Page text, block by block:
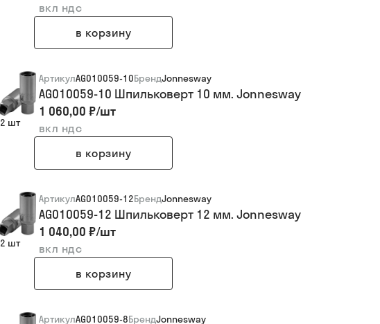
вкл ндс
в корзину
2 шт
АртикулAG010059-10БрендJonnesway
AG010059-10 Шпильковерт 10 мм. Jonnesway
1 060,00 ₽/шт
вкл ндс
в корзину
2 шт
АртикулAG010059-12БрендJonnesway
AG010059-12 Шпильковерт 12 мм. Jonnesway
1 040,00 ₽/шт
вкл ндс
в корзину
АртикулAG010059-8БрендJonnesway